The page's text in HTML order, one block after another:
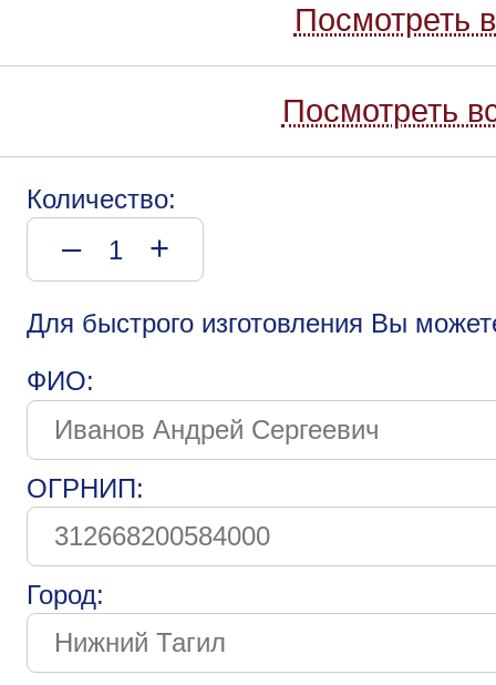
Посмотреть
Посмотреть
Количество:
– +
Для быстрого изготовления Вы
ФИО:
ОГРНИП:
Город: